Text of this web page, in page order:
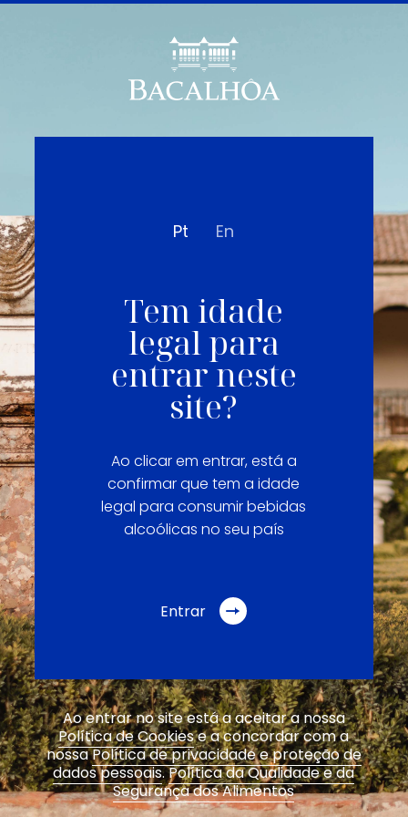
Pt En
Tem idade
legal para
entrar neste
site?
Ao clicar em entrar, está a
confirmar que tem a idade
legal para consumir bebidas
alcoólicas no seu país
Entrar
Ao entrar no site está a aceitar a nossa
Política de Cookiese a concordar com a
nossaPolítica de privacidade e proteção de
dados pessoais.Política da Qualidade e da
Segurança dos Alimentos